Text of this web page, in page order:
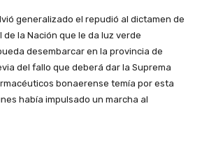
generalizado el repudió al dictamen de
la Nación que le da luz verde
desembarcar en la provincia de
del fallo que deberá dar la Suprema
bonaerense temía por esta
había impulsado un marcha al